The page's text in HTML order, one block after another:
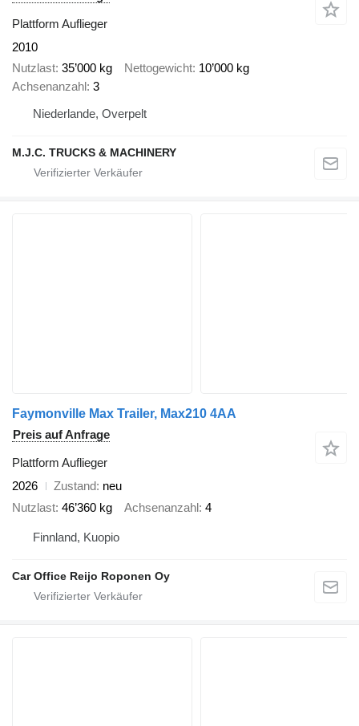
Plattform Auflieger
2010
Nutzlast 35’000 kg Nettogewicht 10’000 kg
Achsenanzahl 3
Niederlande, Overpelt
M.J.C. TRUCKS & MACHINERY
Faymonville Max Trailer, Max210 4AA
Preis auf Anfrage
Plattform Auflieger
2026
Zustand neu
Nutzlast 46’360 kg Achsenanzahl 4
Finnland, Kuopio
Car Office Reijo Roponen Oy